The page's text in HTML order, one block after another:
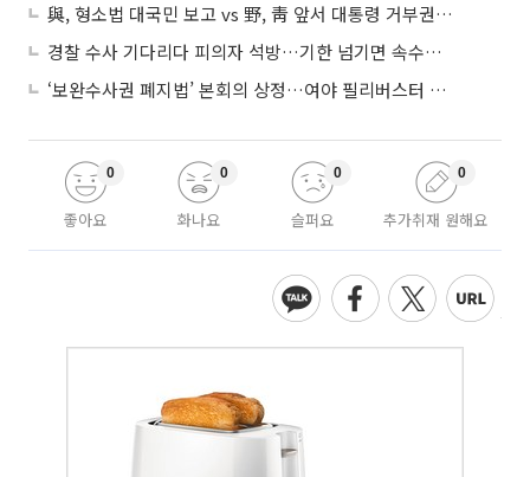
與, 형소법 대국민 보고 vs 野, 靑 앞서 대통령 거부권 촉구
경찰 수사 기다리다 피의자 석방…기한 넘기면 속수무책
‘보완수사권 폐지법’ 본회의 상정…여야 필리버스터 대치
좋아요
0
화나요
0
슬퍼요
0
추가취재 원해요
0